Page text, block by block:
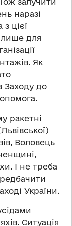
наразі
цієї
лише для
Як
Заходу до
ракетні
Воловець
І не треба
України.
Ситуація